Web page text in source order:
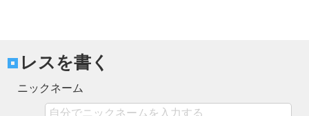
レスを書く
ニックネーム